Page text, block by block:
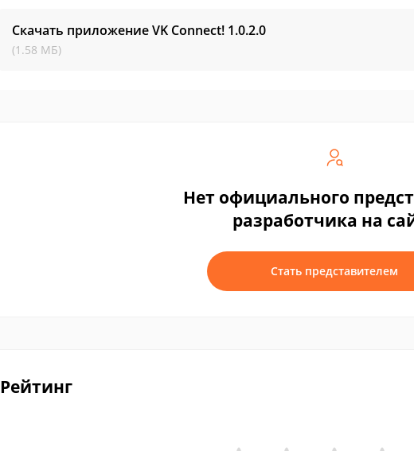
Скачать приложение VK Connect! 1.0.2.0
(1.58 МБ)
Нет официального
разработчика на
Стать представителем
Рейтинг